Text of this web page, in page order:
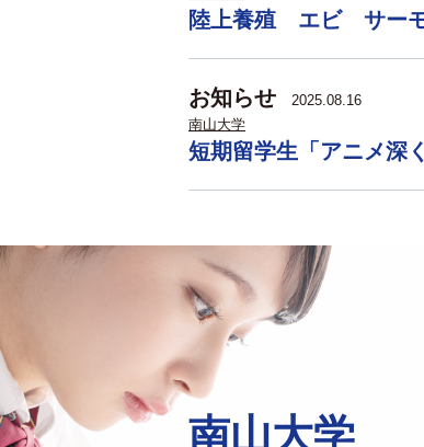
陸上養殖 エビ サー
お知らせ
2025.08.16
南山大学
短期留学生「アニメ深
南山大学